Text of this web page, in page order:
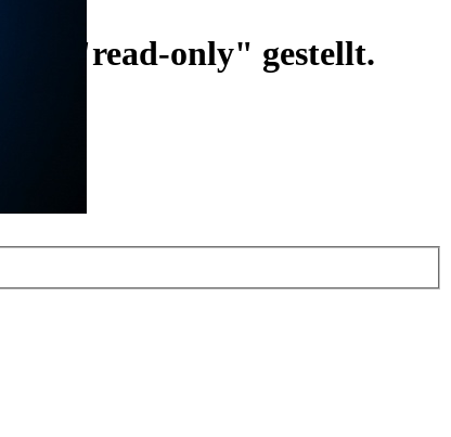
auf "read-only" gestellt.